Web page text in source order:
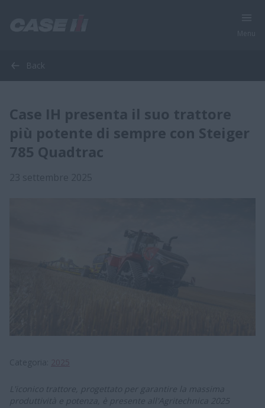
Back
Case IH presenta il suo trattore
più potente di sempre con Steiger
785 Quadtrac
L'iconico trattore, progettato per garantire la massima
produttività e potenza, è presente all'Agritechnica 2025